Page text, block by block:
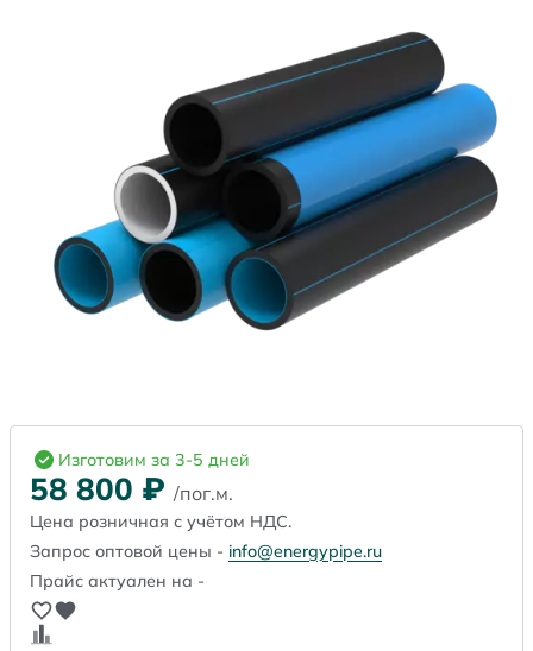
Изготовим за 3-5 дней
58 800 ₽ /пог.м.
Цена розничная с учётом НДС.
Запрос оптовой цены - info@energypipe.ru
Прайс актуален на -